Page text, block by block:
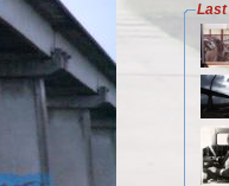
Last